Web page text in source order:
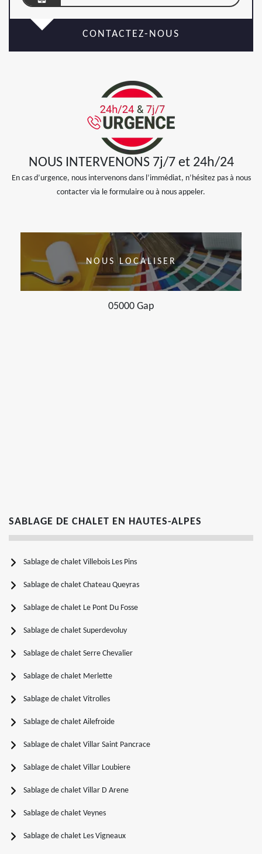
CONTACTEZ-NOUS
NOUS INTERVENONS 7j/7 et 24h/24
En cas d’urgence, nous intervenons dans l’immédiat, n’hésitez pas à nous
contacter via le formulaire ou à nous appeler.
NOUS LOCALISER
05000 Gap
SABLAGE DE CHALET EN HAUTES-ALPES
Sablage de chalet Villebois Les Pins
Sablage de chalet Chateau Queyras
Sablage de chalet Le Pont Du Fosse
Sablage de chalet Superdevoluy
Sablage de chalet Serre Chevalier
Sablage de chalet Merlette
Sablage de chalet Vitrolles
Sablage de chalet Ailefroide
Sablage de chalet Villar Saint Pancrace
Sablage de chalet Villar Loubiere
Sablage de chalet Villar D Arene
Sablage de chalet Veynes
Sablage de chalet Les Vigneaux